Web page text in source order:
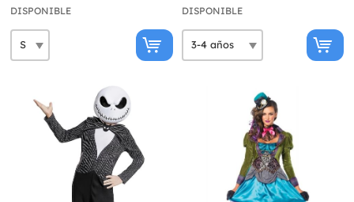
DISPONIBLE DISPONIBLE